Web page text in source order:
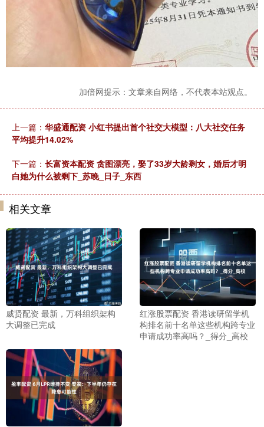
加倍网提示：文章来自网络，不代表本站观点。
上一篇： 华盛通配资 小红书提出首个社交大模型：八大社交任务
平均提升14.02%
下一篇： 长富资本配资 贪图漂亮，娶了33岁大龄剩女，婚后才明
白她为什么被剩下_苏晚_日子_东西
相关文章
威贤配资 最新，万科组织架构
大调整已完成
红涨股票配资 香港读研留学机
构排名前十名单这些机构跨专业
申请成功率高吗？_得分_高校